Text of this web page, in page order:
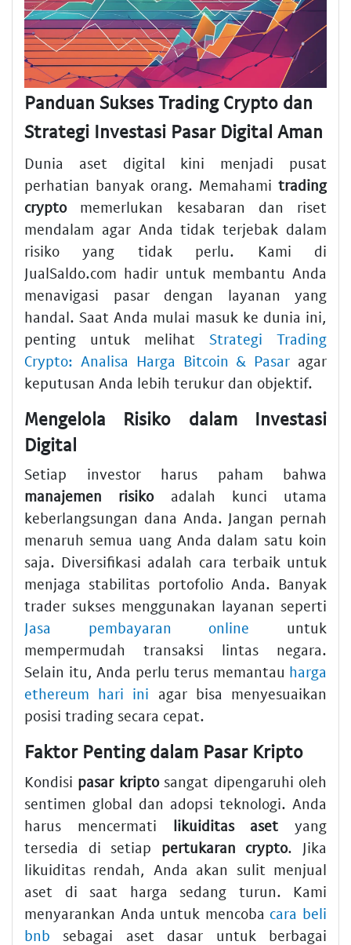
Panduan Sukses Trading Crypto dan
Strategi Investasi Pasar Digital Aman
Dunia aset digital kini menjadi pusat
perhatian banyak orang. Memahami trading
cryptomemerlukan kesabaran dan riset
mendalam agar Anda tidak terjebak dalam
risiko yang tidak perlu. Kami di
JualSaldo.com hadir untuk membantu Anda
menavigasi pasar dengan layanan yang
handal. Saat Anda mulai masuk ke dunia ini,
penting untuk melihat Strategi Trading
Crypto: Analisa Harga Bitcoin & Pasar agar
keputusan Anda lebih terukur dan objektif.
Mengelola Risiko dalam Investasi
Digital
Setiap investor harus paham bahwa
manajemen risikoadalah kunci utama
keberlangsungan dana Anda. Jangan pernah
menaruh semua uang Anda dalam satu koin
saja. Diversifikasi adalah cara terbaik untuk
menjaga stabilitas portofolio Anda. Banyak
trader sukses menggunakan layanan seperti
Jasa pembayaran online untuk
mempermudah transaksi lintas negara.
Selain itu, Anda perlu terus memantau harga
ethereum hari ini agar bisa menyesuaikan
posisi trading secara cepat.
Faktor Penting dalam Pasar Kripto
Kondisi pasar kriptosangat dipengaruhi oleh
sentimen global dan adopsi teknologi. Anda
harus mencermati likuiditas aset yang
tersedia di setiap pertukaran crypto. Jika
likuiditas rendah, Anda akan sulit menjual
aset di saat harga sedang turun. Kami
menyarankan Anda untuk mencoba cara beli
bnb sebagai aset dasar untuk berbagai